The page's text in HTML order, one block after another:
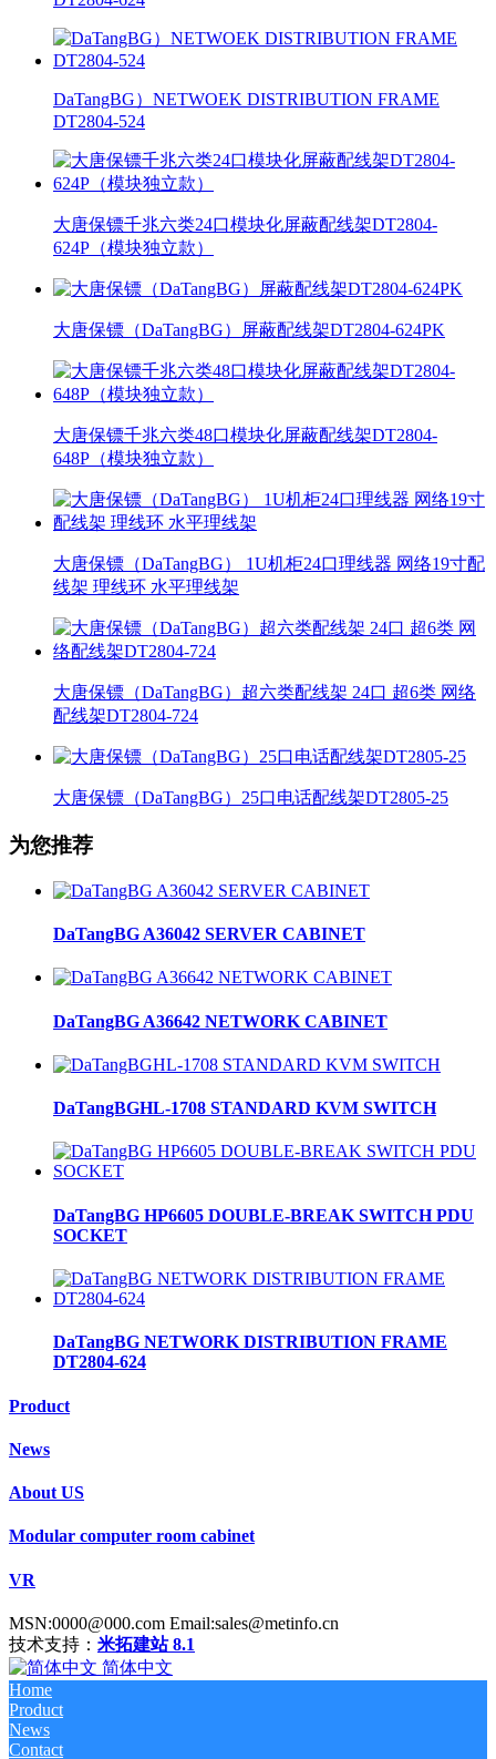
DaTangBG）NETWOEK DISTRIBUTION FRAME
DT2804-524
大唐保镖千兆六类24口模块化屏蔽配线架DT2804-
624P（模块独立款）
大唐保镖（DaTangBG）屏蔽配线架DT2804-624PK
大唐保镖千兆六类48口模块化屏蔽配线架DT2804-
648P（模块独立款）
大唐保镖（DaTangBG） 1U机柜24口理线器 网络19寸配
线架 理线环 水平理线架
大唐保镖（DaTangBG）超六类配线架 24口 超6类 网络
配线架DT2804-724
大唐保镖（DaTangBG）25口电话配线架DT2805-25
为您推荐
DaTangBG A36042 SERVER CABINET
DaTangBG A36642 NETWORK CABINET
DaTangBGHL-1708 STANDARD KVM SWITCH
DaTangBG HP6605 DOUBLE-BREAK SWITCH PDU
SOCKET
DaTangBG NETWORK DISTRIBUTION FRAME
DT2804-624
Product
News
About US
Modular computer room cabinet
VR
MSN:0000@000.com Email:sales@metinfo.cn
技术支持： 米拓建站 8.1
简体中文
Home
Product
News
Contact